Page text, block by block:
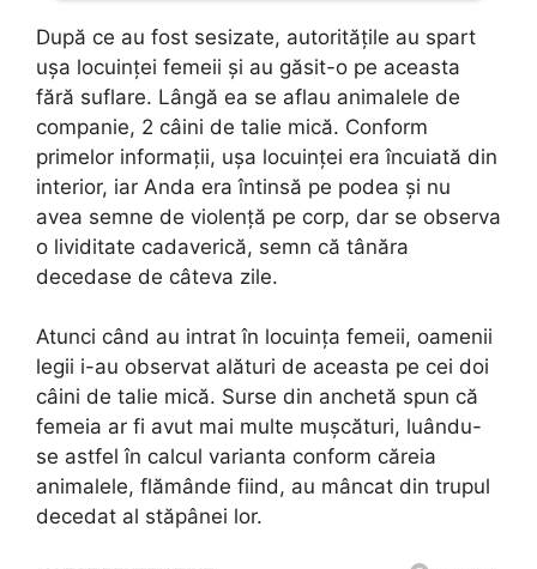
După ce au fost sesizate, autoritățile au spart
ușa locuinței femeii și au găsit-o pe aceasta
fără suflare. Lângă ea se aflau animalele de
companie, 2 câini de talie mică. Conform
primelor informații, ușa locuinței era încuiată din
interior, iar Anda era întinsă pe podea și nu
avea semne de violență pe corp, dar se observa
o lividitate cadaverică, semn că tânăra
decedase de câteva zile.
Atunci când au intrat în locuința femeii, oamenii
legii i-au observat alături de aceasta pe cei doi
câini de talie mică. Surse din anchetă spun că
femeia ar fi avut mai multe mușcături, luându-
se astfel în calcul varianta conform căreia
animalele, flămânde fiind, au mâncat din trupul
decedat al stăpânei lor.